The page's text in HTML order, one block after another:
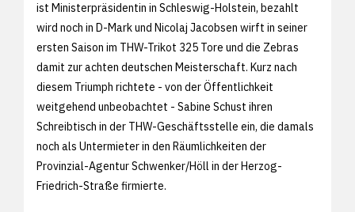
ist Ministerpräsidentin in Schleswig-Holstein, bezahlt
wird noch in D-Mark und Nicolaj Jacobsen wirft in seiner
ersten Saison im THW-Trikot 325 Tore und die Zebras
damit zur achten deutschen Meisterschaft. Kurz nach
diesem Triumph richtete - von der Öffentlichkeit
weitgehend unbeobachtet - Sabine Schust ihren
Schreibtisch in der THW-Geschäftsstelle ein, die damals
noch als Untermieter in den Räumlichkeiten der
Provinzial-Agentur Schwenker/Höll in der Herzog-
Friedrich-Straße firmierte.